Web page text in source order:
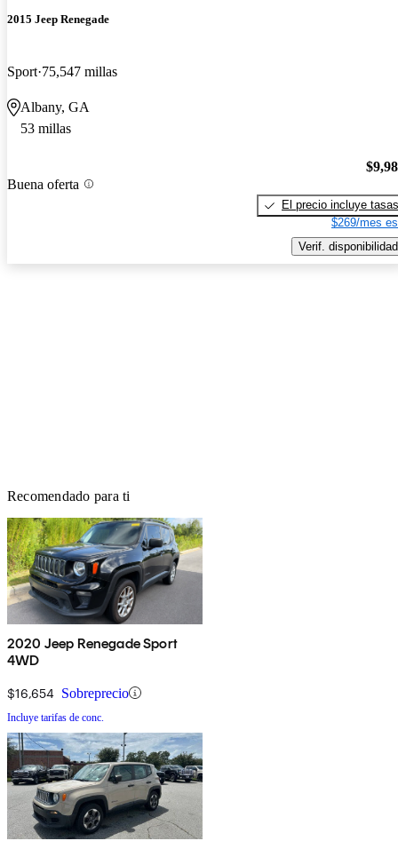
2015 Jeep Renegade
Sport 75,547 millas
Albany, GA
53 millas
Buena oferta
El precio incluye tasas
$269/mes
Verif. disponibilidad
Recomendado para ti
2020 Jeep Renegade Sport
4WD
$16,654 Sobreprecio
Incluye tarifas de conc.